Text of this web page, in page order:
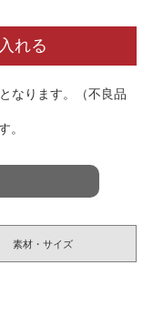
れる
なります。（不良品
。
素材・サイズ